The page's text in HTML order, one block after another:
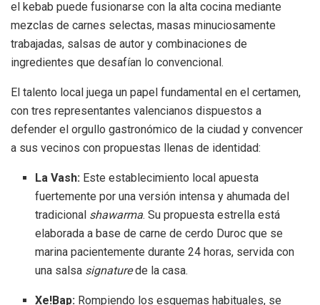
el kebab puede fusionarse con la alta cocina mediante
mezclas de carnes selectas, masas minuciosamente
trabajadas, salsas de autor y combinaciones de
ingredientes que desafían lo convencional.
El talento local juega un papel fundamental en el certamen,
con tres representantes valencianos dispuestos a
defender el orgullo gastronómico de la ciudad y convencer
a sus vecinos con propuestas llenas de identidad:
La Vash: Este establecimiento local apuesta
fuertemente por una versión intensa y ahumada del
tradicional shawarma.Su propuesta estrella está
elaborada a base de carne de cerdo Duroc que se
marina pacientemente durante 24 horas, servida con
una salsa signaturede la casa.
Xe!Bap: Rompiendo los esquemas habituales, se